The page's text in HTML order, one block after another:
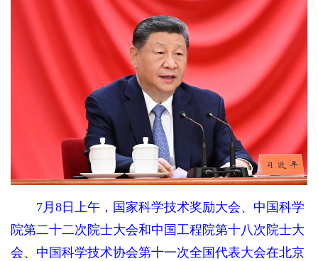
7月8日上午，国家科学技术奖励大会、中国科学
院第二十二次院士大会和中国工程院第十八次院士大
会、中国科学技术协会第十一次全国代表大会在北京